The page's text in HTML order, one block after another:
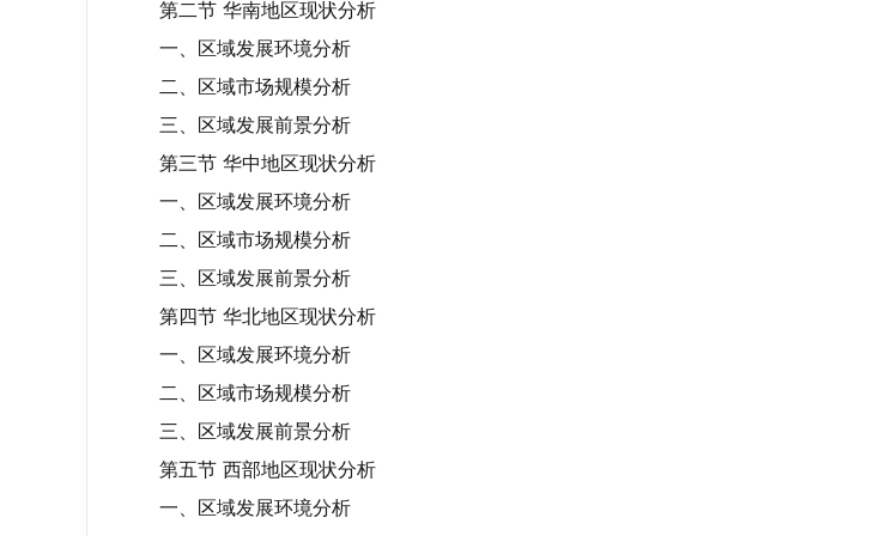
第二节 华南地区现状分析
一、区域发展环境分析
二、区域市场规模分析
三、区域发展前景分析
第三节 华中地区现状分析
一、区域发展环境分析
二、区域市场规模分析
三、区域发展前景分析
第四节 华北地区现状分析
一、区域发展环境分析
二、区域市场规模分析
三、区域发展前景分析
第五节 西部地区现状分析
一、区域发展环境分析